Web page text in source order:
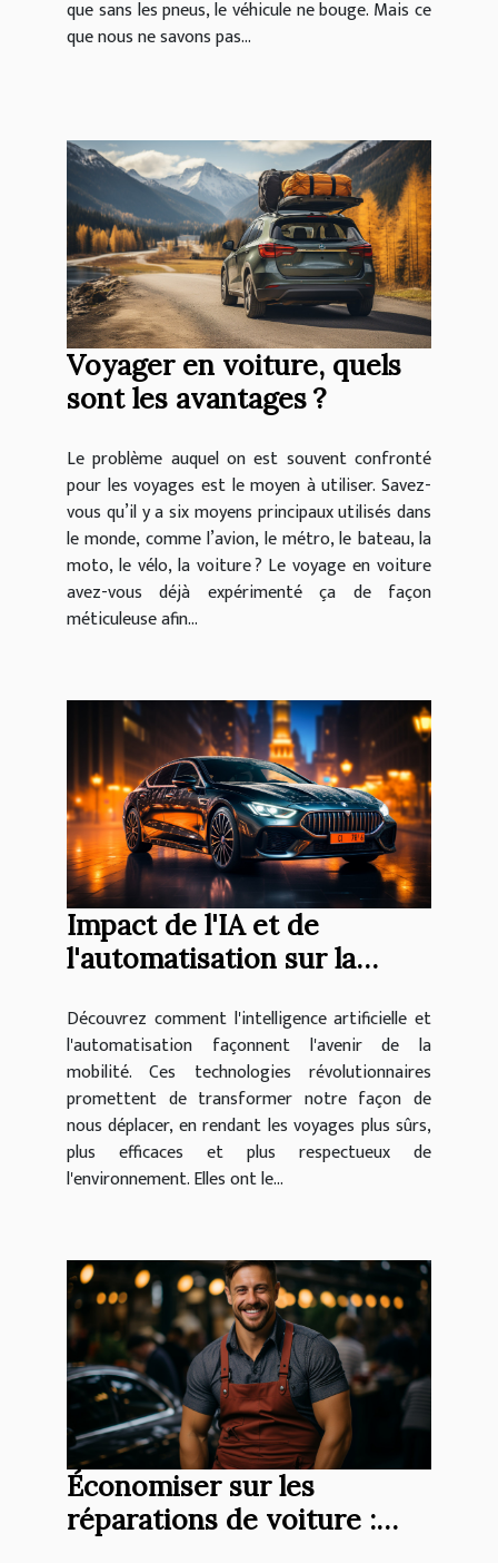
que sans les pneus, le véhicule ne bouge. Mais ce
que nous ne savons pas...
Voyager en voiture, quels
sont les avantages ?
Le problème auquel on est souvent confronté
pour les voyages est le moyen à utiliser. Savez-
vous qu’il y a six moyens principaux utilisés dans
le monde, comme l’avion, le métro, le bateau, la
moto, le vélo, la voiture ? Le voyage en voiture
avez-vous déjà expérimenté ça de façon
méticuleuse afin...
Impact de l'IA et de
l'automatisation sur la
Découvrez comment l'intelligence artificielle et
l'automatisation façonnent l'avenir de la
mobilité. Ces technologies révolutionnaires
promettent de transformer notre façon de
nous déplacer, en rendant les voyages plus sûrs,
plus efficaces et plus respectueux de
l'environnement. Elles ont le...
Économiser sur les
réparations de voiture :